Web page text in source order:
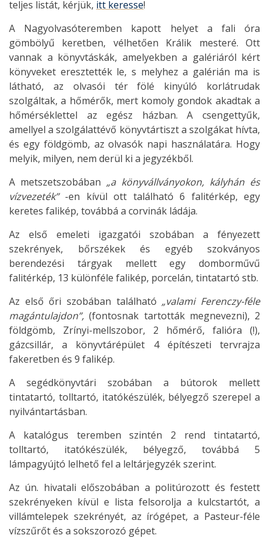
teljes listát, kérjük, itt keresse!
A Nagyolvasóteremben kapott helyet a fali óra
gömbölyű keretben, vélhetően Králik mesteré. Ott
vannak a könyvtáskák, amelyekben a galériáról kért
könyveket eresztették le, s melyhez a galérián ma is
látható, az olvasói tér fölé kinyúló korlátrudak
szolgáltak, a hőmérők, mert komoly gondok akadtak a
hőmérséklettel az egész házban. A csengettyűk,
amellyel a szolgálattévő könyvtártiszt a szolgákat hívta,
és egy földgömb, az olvasók napi használatára. Hogy
melyik, milyen, nem derül ki a jegyzékből.
A metszetszobában „a könyvállványokon, kályhán és
vízvezeték”-en kívül ott található 6 falitérkép, egy
keretes falikép, továbbá a corvinák ládája.
Az első emeleti igazgatói szobában a fényezett
szekrények, bőrszékek és egyéb szokványos
berendezési tárgyak mellett egy domborművű
falitérkép, 13 különféle falikép, porcelán, tintatartó stb.
Az első őri szobában található „valami Ferenczy-féle
magántulajdon”, (fontosnak tartották megnevezni), 2
földgömb, Zrínyi-mellszobor, 2 hőmérő, falióra (!),
gázcsillár, a könyvtárépület 4 építészeti tervrajza
fakeretben és 9 falikép.
A segédkönyvtári szobában a bútorok mellett
tintatartó, tolltartó, itatókészülék, bélyegző szerepel a
nyilvántartásban.
A katalógus teremben szintén 2 rend tintatartó,
tolltartó, itatókészülék, bélyegző, továbbá 5
lámpagyújtó lelhető fel a leltárjegyzék szerint.
Az ún. hivatali előszobában a politúrozott és festett
szekrényeken kívül e lista felsorolja a kulcstartót, a
villámtelepek szekrényét, az írógépet, a Pasteur-féle
vízszűrőt és a sokszorozó gépet.